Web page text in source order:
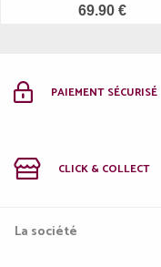
69.90 €
PAIEMENT SÉCURISÉ
CLICK & COLLECT
La société